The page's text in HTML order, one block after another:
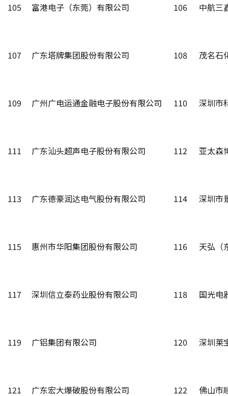
105 富港电子（东莞）有限公司 106 中航三
107 广东塔牌集团股份有限公司 108 茂名石
109 广州广电运通金融电子股份有限公司 110 深圳市
111 广东汕头超声电子股份有限公司 112 亚太森
113 广东德豪润达电气股份有限公司 114 深圳市
115 惠州市华阳集团股份有限公司 116 天弘（
117 深圳信立泰药业股份有限公司 118 国光电
119 广铝集团有限公司 120 深圳莱
121 广东宏大爆破股份有限公司 122 佛山市